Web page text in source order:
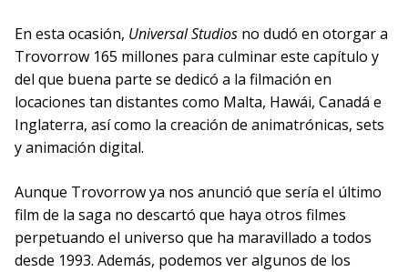
En esta ocasión, Universal Studios no dudó en otorgar a
Trovorrow 165 millones para culminar este capítulo y
del que buena parte se dedicó a la filmación en
locaciones tan distantes como Malta, Hawái, Canadá e
Inglaterra, así como la creación de animatrónicas, sets
y animación digital.
Aunque Trovorrow ya nos anunció que sería el último
film de la saga no descartó que haya otros filmes
perpetuando el universo que ha maravillado a todos
desde 1993. Además, podemos ver algunos de los